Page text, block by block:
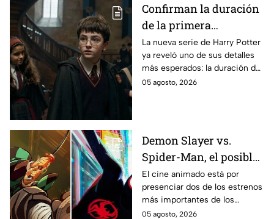
Confirman la duración
de la primera
temporada de Harry
Potter y emocionará a
los fans de los libros
La nueva serie de Harry Potter
ya reveló uno de sus detalles
más esperados: la duración de
la primera temporada basada
05 agosto, 2026
Demon Slayer vs.
Spider-Man, el posible
gran enfrentamiento
en taquilla del 2027
El cine animado está por
presenciar dos de los estrenos
más importantes de los
últimos años.
05 agosto, 2026